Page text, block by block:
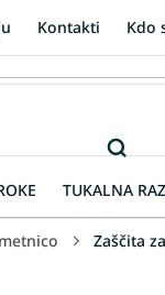
Kontakti Kdo
TUKALNA
Zaščita